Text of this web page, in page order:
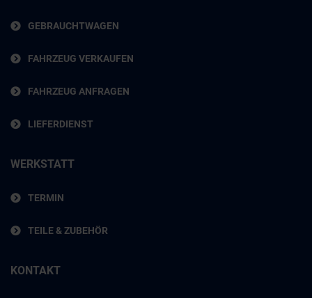
GEBRAUCHTWAGEN
FAHRZEUG VERKAUFEN
FAHRZEUG ANFRAGEN
LIEFERDIENST
WERKSTATT
TERMIN
TEILE & ZUBEHÖR
KONTAKT